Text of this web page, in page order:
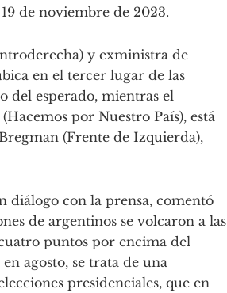
de noviembre de 2023.
y exministra de
en el tercer lugar de las
del esperado, mientras el
por Nuestro País), está
(Frente de Izquierda),
diálogo con la prensa, comentó
de argentinos se volcaron a las
puntos por encima del
agosto, se trata de una
presidenciales, que en